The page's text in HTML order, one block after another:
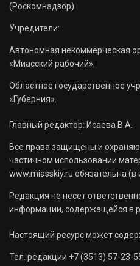
(Роскомнадзор)
Учредители:
Автономная некоммерческая
«Миасский рабочий»;
Областное государственное
«Губерния».
Главный редактор: Исаева В.А.
Все права защищены и
частичном использовании
www.miasskiy.ru обязательна (в
Редакция не несет
информации, содержащейся в
Настоящий ресурс может
Тел. редакции +7 (3513) 57-23-